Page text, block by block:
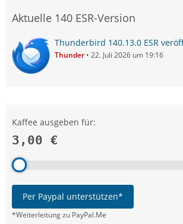
Aktuelle 140 ESR-Version
Thunderbird 140.13.0 ESR
Thunder 22. Juli 2026 um 19:16
Kaffee ausgeben für:
3,00 €
Per Paypal unterstützen*
*Weiterleitung zu PayPal.Me